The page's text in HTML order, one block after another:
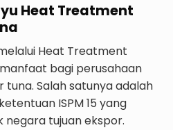
Heat Treatment
Heat Treatment
bagi perusahaan
Salah satunya adalah
ISPM 15 yang
tujuan ekspor.